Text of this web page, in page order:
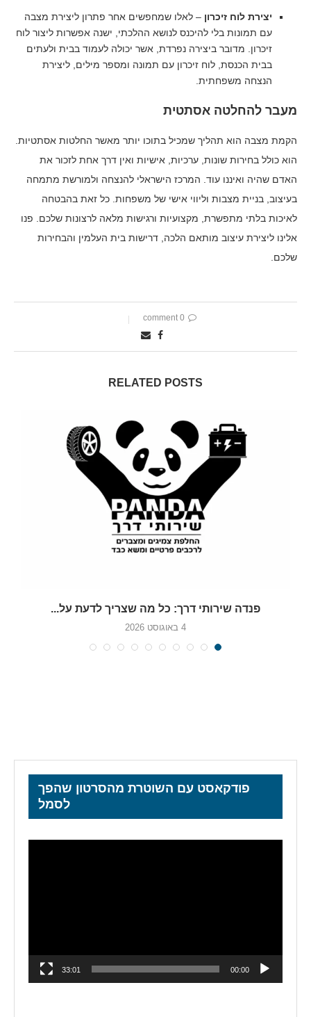
יצירת לוח זיכרון – לאלו שמחפשים אחר פתרון ליצירת מצבה
עם תמונות בלי להיכנס לנושא ההלכתי, ישנה אפשרות ליצור לוח
זיכרון. מדובר ביצירה נפרדת, אשר יכולה לעמוד בבית ולעתים
בבית הכנסת, לוח זיכרון עם תמונה ומספר מילים, ליצירת
הנצחה משפחתית.
מעבר להחלטה אסתטית
הקמת מצבה הוא תהליך שמכיל בתוכו יותר מאשר החלטות אסתטיות.
הוא כולל בחירות שונות, ערכיות, אישיות ואין דרך אחת לזכור את
האדם שהיה ואיננו עוד. המרכז הישראלי להנצחה ולמורשת מתמחה
בעיצוב, בניית מצבות וליווי אישי של משפחות. כל זאת בהבטחה
לאיכות בלתי מתפשרת, מקצועיות ורגישות מלאה לרצונות שלכם. פנו
אלינו ליצירת עיצוב מותאם הלכה, דרישות בית העלמין והבחירות
שלכם.
0 comment
RELATED POSTS
פנדה שירותי דרך: כל מה שצריך לדעת על...
4 באוגוסט 2026
פודקאסט עם השוטרת מהסרטון שהפך
לסמל
00:00
33:01